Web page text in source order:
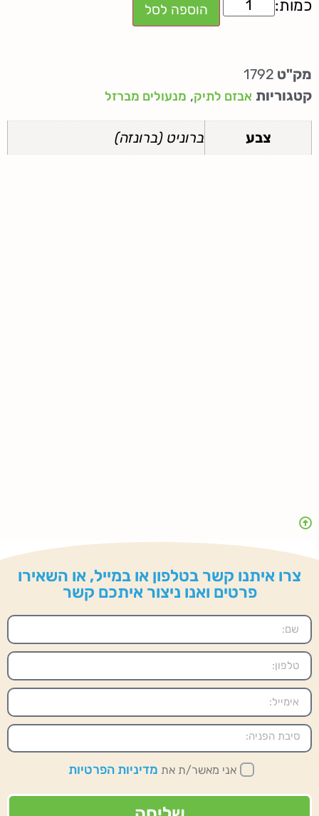
הוספה לסל
מק"ט 1792
קטגוריות אבזם לתיק, מנעולים מברזל
צבע ברוניט (ברונזה)
צרו איתנו קשר בטלפון או במייל, או השאירו
פרטים ואנו ניצור איתכם קשר
אני מאשר/ת את מדיניות הפרטיות